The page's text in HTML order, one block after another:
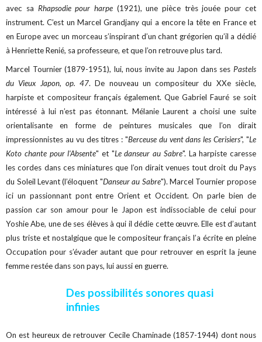
avec sa Rhapsodie pour harpe(1921), une pièce très jouée pour cet
instrument. C’est un Marcel Grandjany qui a encore la tête en France et
en Europe avec un morceau s’inspirant d’un chant grégorien qu’il a dédié
à Henriette Renié, sa professeure, et que l’on retrouve plus tard.
Marcel Tournier (1879-1951), lui, nous invite au Japon dans ses Pastels
du Vieux Japon, op. 47. De nouveau un compositeur du XXe siècle,
harpiste et compositeur français également. Que Gabriel Fauré se soit
intéressé à lui n’est pas étonnant. Mélanie Laurent a choisi une suite
orientalisante en forme de peintures musicales que l’on dirait
impressionnistes au vu des titres : "Berceuse du vent dans les Cerisiers", "Le
Koto chante pour l'Absente" et "Le danseur au Sabre". La harpiste caresse
les cordes dans ces miniatures que l’on dirait venues tout droit du Pays
du Soleil Levant (l’éloquent "Danseur au Sabre"). Marcel Tournier propose
ici un passionnant pont entre Orient et Occident. On parle bien de
passion car son amour pour le Japon est indissociable de celui pour
Yoshie Abe, une de ses élèves à qui il dédie cette œuvre. Elle est d’autant
plus triste et nostalgique que le compositeur français l’a écrite en pleine
Occupation pour s’évader autant que pour retrouver en esprit la jeune
femme restée dans son pays, lui aussi en guerre.
Des possibilités sonores quasi
infinies
On est heureux de retrouver Cecile Chaminade (1857-1944) dont nous